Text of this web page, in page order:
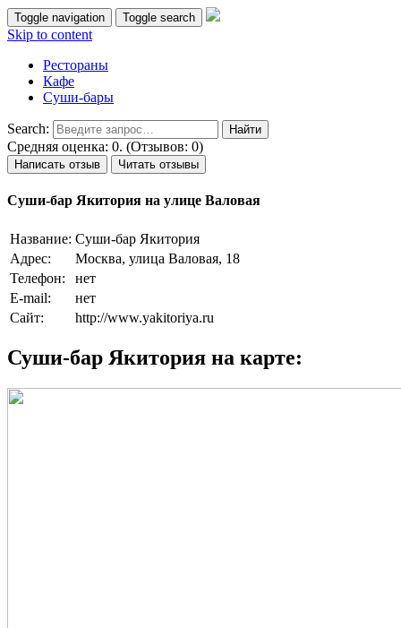
Toggle navigation Toggle search
Skip to content
Рестораны
Кафе
Суши-бары
Search:
Средняя оценка: 0. (Отзывов: 0)
Написать отзыв Читать отзывы
Суши-бар Якитория на улице Валовая
Название: Суши-бар Якитория
Адрес:
Москва, улица Валовая, 18
Телефон:
нет
E-mail:
нет
Сайт:
http://www.yakitoriya.ru
Суши-бар Якитория на карте: